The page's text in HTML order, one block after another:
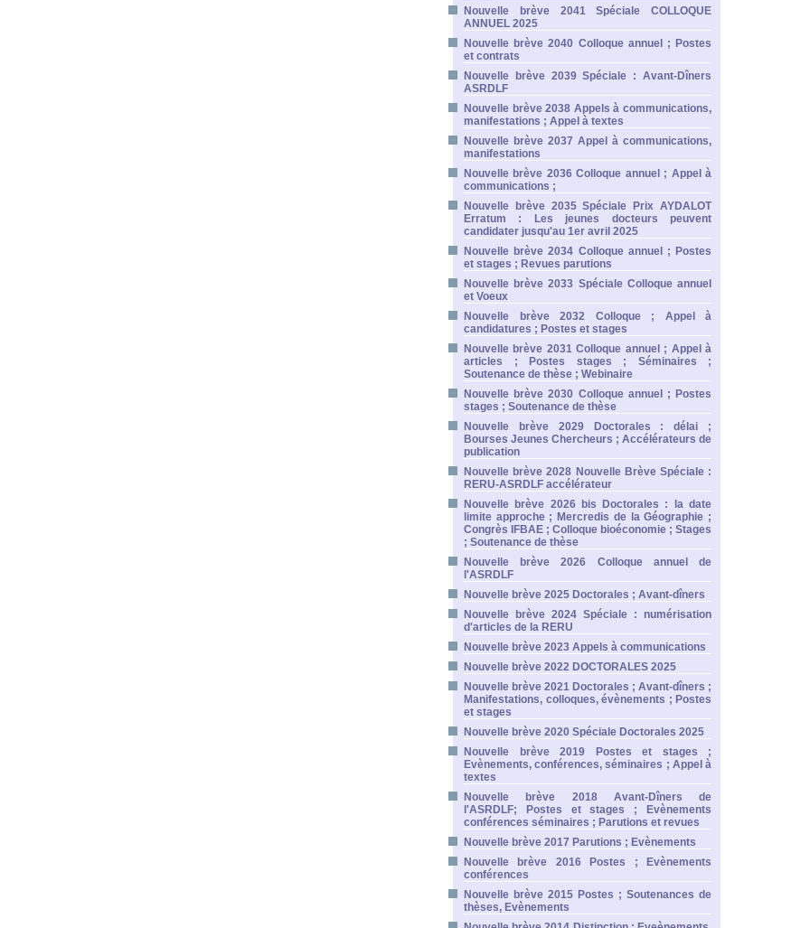
Nouvelle brève 2041 Spéciale COLLOQUE
ANNUEL 2025
Nouvelle brève 2040 Colloque annuel ; Postes
et contrats
Nouvelle brève 2039 Spéciale : Avant-Dîners
ASRDLF
Nouvelle brève 2038 Appels à communications,
manifestations ; Appel à textes
Nouvelle brève 2037 Appel à communications,
manifestations
Nouvelle brève 2036 Colloque annuel ; Appel à
communications ;
Nouvelle brève 2035 Spéciale Prix AYDALOT
Erratum : Les jeunes docteurs peuvent
candidater jusqu'au 1er avril 2025
Nouvelle brève 2034 Colloque annuel ; Postes
et stages ; Revues parutions
Nouvelle brève 2033 Spéciale Colloque annuel
et Voeux
Nouvelle brève 2032 Colloque ; Appel à
candidatures ; Postes et stages
Nouvelle brève 2031 Colloque annuel ; Appel à
articles ; Postes stages ; Séminaires ;
Soutenance de thèse ; Webinaire
Nouvelle brève 2030 Colloque annuel ; Postes
stages ; Soutenance de thèse
Nouvelle brève 2029 Doctorales : délai ;
Bourses Jeunes Chercheurs ; Accélérateurs de
publication
Nouvelle brève 2028 Nouvelle Brève Spéciale :
RERU-ASRDLF accélérateur
Nouvelle brève 2026 bis Doctorales : la date
limite approche ; Mercredis de la Géographie ;
Congrès IFBAE ; Colloque bioéconomie ; Stages
; Soutenance de thèse
Nouvelle brève 2026 Colloque annuel de
l'ASRDLF
Nouvelle brève 2025 Doctorales ; Avant-dîners
Nouvelle brève 2024 Spéciale : numérisation
d'articles de la RERU
Nouvelle brève 2023 Appels à communications
Nouvelle brève 2022 DOCTORALES 2025
Nouvelle brève 2021 Doctorales ; Avant-dîners ;
Manifestations, colloques, évènements ; Postes
et stages
Nouvelle brève 2020 Spéciale Doctorales 2025
Nouvelle brève 2019 Postes et stages ;
Evènements, conférences, séminaires ; Appel à
textes
Nouvelle brève 2018 Avant-Dîners de
l'ASRDLF; Postes et stages ; Evènements
conférences séminaires ; Parutions et revues
Nouvelle brève 2017 Parutions ; Evènements
Nouvelle brève 2016 Postes ; Evènements
conférences
Nouvelle brève 2015 Postes ; Soutenances de
thèses, Evènements